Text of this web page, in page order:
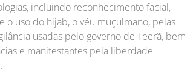
incluindo reconhecimento facial,
o uso do hijab, o véu muçulmano, pelas
usadas pelo governo de Teerã, bem
e manifestantes pela liberdade